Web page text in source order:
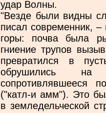
удар Волны.
"Везде были видны
писал современник, –
горы: почва была
гниение трупов
превратился в
обрушились
сопротивлявшееся
("катл-и амм"). Это
в земледельческой